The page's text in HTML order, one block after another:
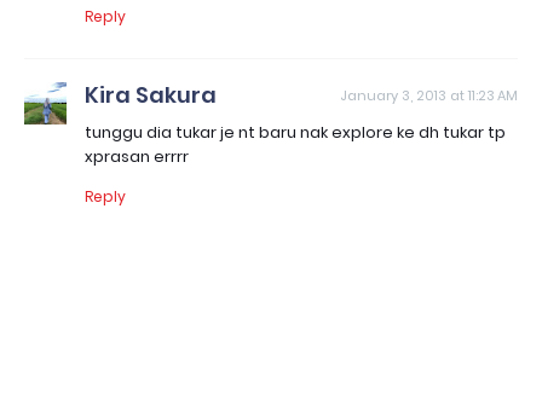
Reply
Kira Sakura January 3, 2013 at 11:23 AM
tunggu dia tukar je nt baru nak explore ke dh tukar tp
xprasan errrr
Reply